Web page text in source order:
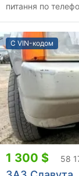
питання по
С VIN-кодом
1 300 $ 58